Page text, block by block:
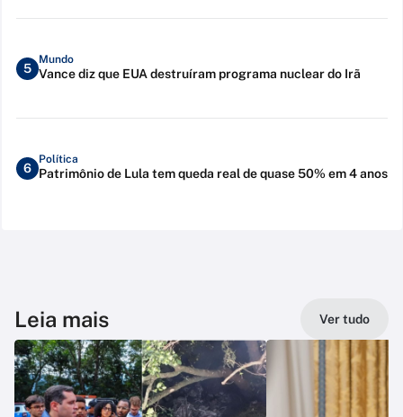
5
Mundo
Vance diz que EUA destruíram programa nuclear do Irã
6
Política
Patrimônio de Lula tem queda real de quase 50% em 4 anos
Leia mais Ver tudo